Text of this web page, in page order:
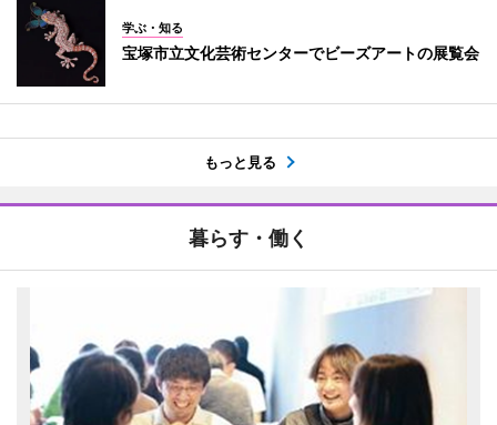
学ぶ・知る
宝塚市立文化芸術センターでビーズアートの展覧会
もっと見る
暮らす・働く